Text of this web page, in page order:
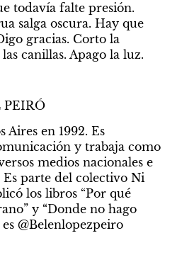
todavía falte presión.
salga oscura. Hay que
gracias. Corto la
canillas. Apago la luz.
PEIRÓ
Aires en 1992. Es
y trabaja como
medios nacionales e
parte del colectivo Ni
los libros “Por qué
y “Donde no hago
@Belenlopezpeiro